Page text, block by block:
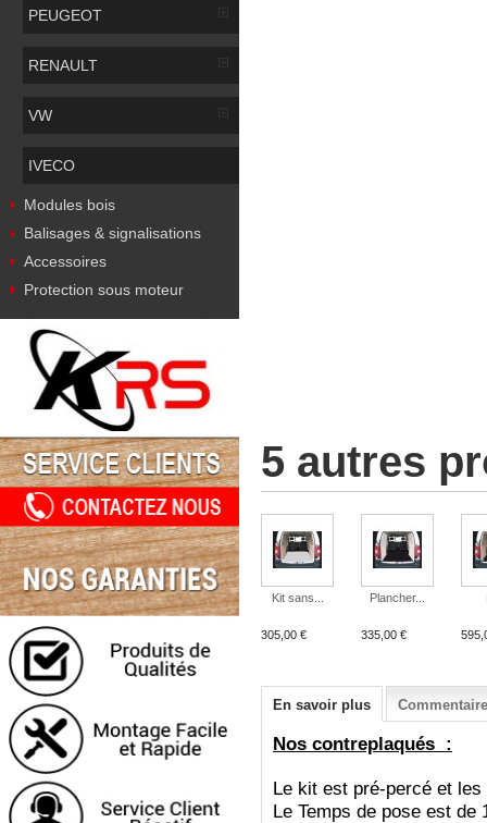
PEUGEOT
RENAULT
VW
IVECO
Modules bois
Balisages & signalisations
Accessoires
Protection sous moteur
5 autres
Kit sans...
305,00 €
Plancher...
335,00 €
En savoir plus
Nos contreplaqués :
Le kit est pré-percé et
Le Temps de pose est de